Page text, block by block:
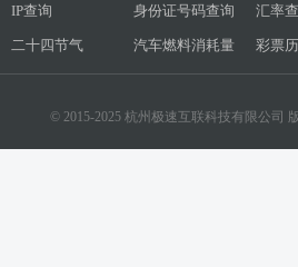
IP查询 身份证号码查询 汇率
二十四节气 汽车燃料消耗量 彩票
© 2015-2025 杭州极速互联科技有限公司